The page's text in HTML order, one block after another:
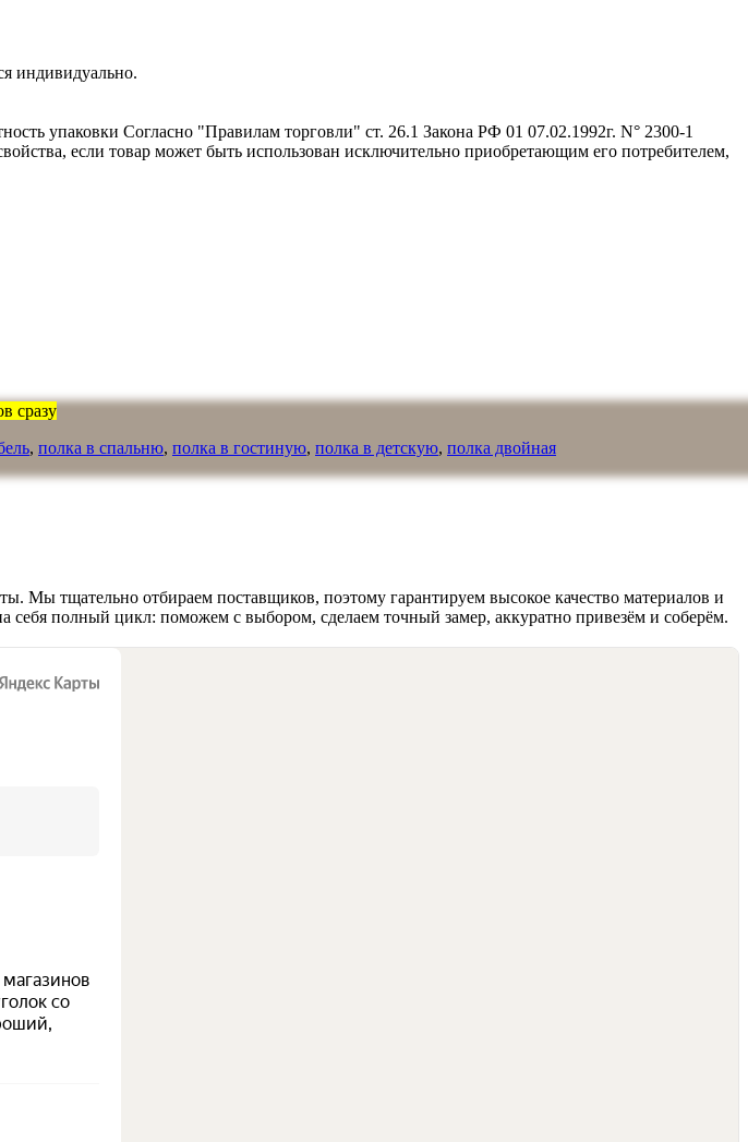
индивидуально.
упаковки Согласно "Правилам торговли" ст. 26.1 Закона РФ 01 07.02.1992г. N° 2300-1
если товар может быть использован исключительно приобретающим его потребителем,
сразу
, полка в спальню, полка в гостиную, полка в детскую, полка двойная
тщательно отбираем поставщиков, поэтому гарантируем высокое качество материалов и
полный цикл: поможем с выбором, сделаем точный замер, аккуратно привезём и соберём.